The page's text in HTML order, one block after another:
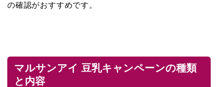
の確認がおすすめです。
マルサンアイ 豆乳キャンペーンの種類
と内容